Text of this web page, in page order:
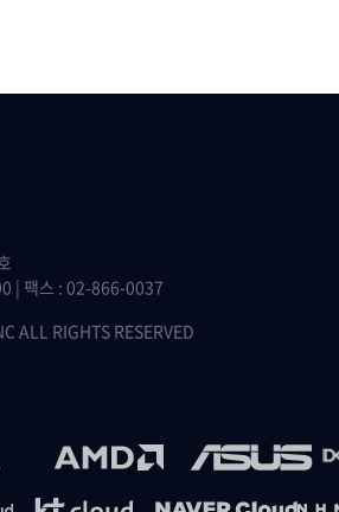
| 팩스 : 02-866-0037
ALL RIGHTS RESERVED